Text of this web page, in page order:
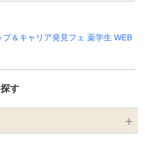
プ＆キャリア発見フェ 薬学生 WEB
す